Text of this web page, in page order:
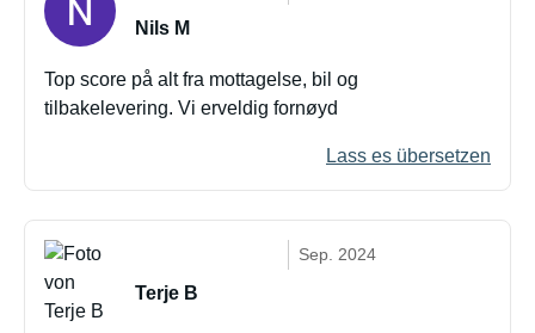
Nils M
Top score på alt fra mottagelse, bil og
tilbakelevering. Vi erveldig fornøyd
Lass es übersetzen
Sep. 2024
Terje B